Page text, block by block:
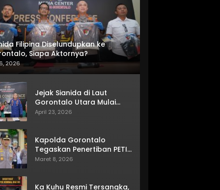
Filipina Diselundupkan ke
Siapa Aktornya?
2026
Jejak Sianida di Laut
Gorontalo Utara Mulai
Terkuak
April 23, 2026
Kapolda Gorontalo
Tegaskan Penertiban PETI
Terus Berjalan
Maret 8, 2026
Ka Kuhu Resmi Tersangka,